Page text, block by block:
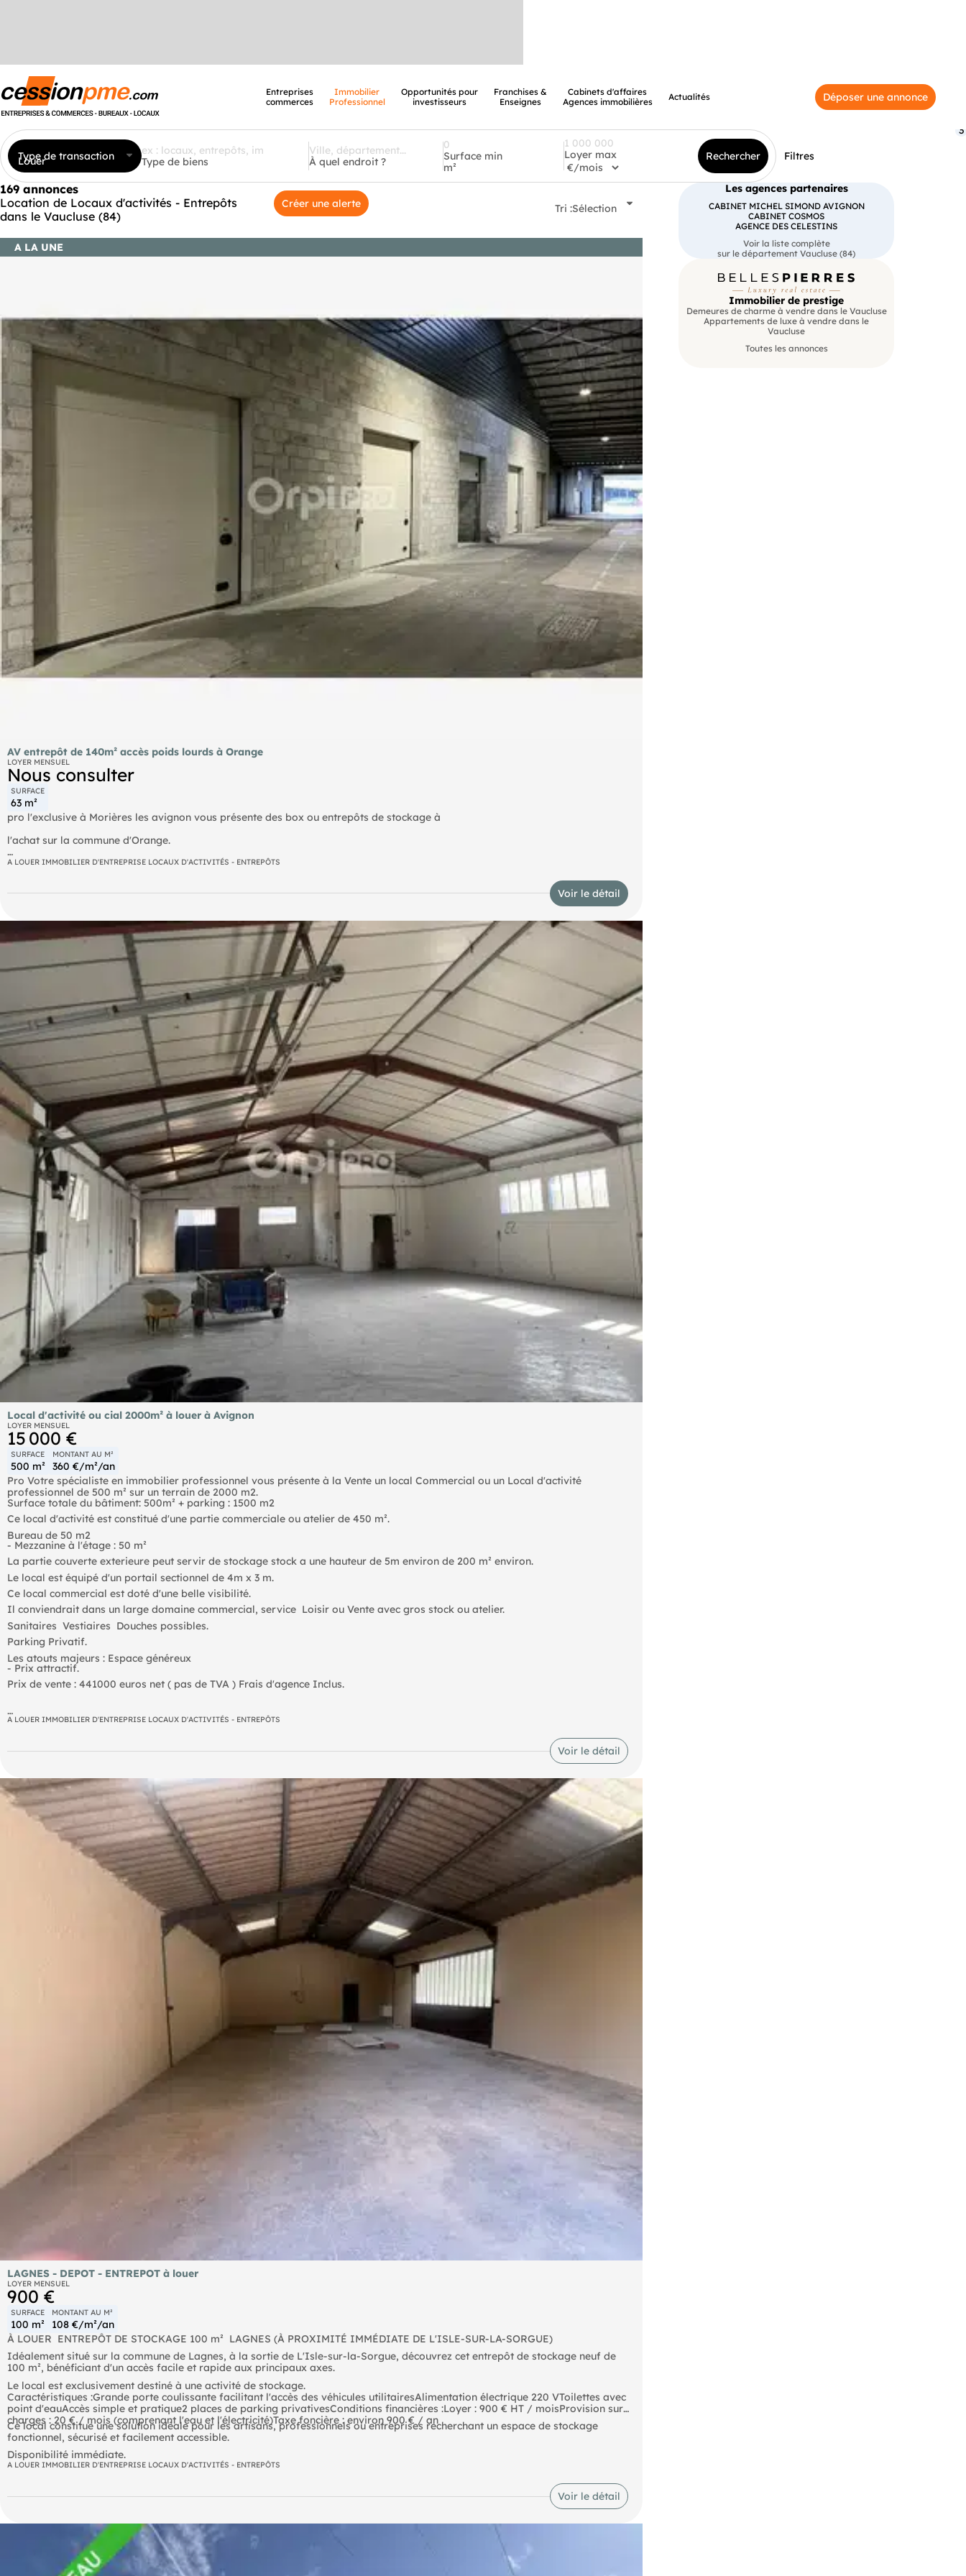
Entreprises
commerces
Immobilier
Professionnel
Opportunités pour
investisseurs
Franchises &
Enseignes
Cabinets d'affaires
Agences immobilières
Actualités Déposer une annonce
Type de transaction
Louer Type de biens À quel endroit ?
Surface min
m²
Loyer max Rechercher Filtres
3
169 annonces
Location de Locaux d'activités - Entrepôts
dans le Vaucluse (84)
Créer une alerte Tri :Sélection
A LA UNE
AV entrepôt de 140m² accès poids lourds à Orange
LOYER MENSUEL
Nous consulter
SURFACE
63 m²
pro l'exclusive à Morières les avignon vous présente des box ou entrepôts de stockage à
l'achat sur la commune d'Orange.
Près de 20 lots disponibles
140 m2 : 1120 € H.T/ mois + 2016 € H.T de frais d'agence.
63 m2 : 504 € H.T / mois + 907 € H.T de frais d'agence;
Accès poids lourds, ces entrepôts de stockage sont idéalement situés, très proches de la N7.
D'autres lots sont à la vente, pour plus de détail merci de me contacter.
- Prix de vente : 75600 € HT
A LOUER IMMOBILIER D'ENTREPRISE LOCAUX D'ACTIVITÉS - ENTREPÔTS
Voir le détail
Local d'activité ou cial 2000m² à louer à Avignon
LOYER MENSUEL
15 000 €
SURFACE
500 m²
MONTANT AU M²
360 €/m²/an
Pro Votre spécialiste en immobilier professionnel vous présente à la Vente un local Commercial ou un Local d'activité
professionnel de 500 m² sur un terrain de 2000 m2.
Surface totale du bâtiment: 500m² + parking : 1500 m2
Ce local d'activité est constitué d'une partie commerciale ou atelier de 450 m².
Bureau de 50 m2
- Mezzanine à l'étage : 50 m²
La partie couverte exterieure peut servir de stockage stock a une hauteur de 5m environ de 200 m² environ.
Le local est équipé d'un portail sectionnel de 4m x 3 m.
Ce local commercial est doté d'une belle visibilité.
Il conviendrait dans un large domaine commercial, service  Loisir ou Vente avec gros stock ou atelier.
Sanitaires  Vestiaires  Douches possibles. 
Parking Privatif.
Les atouts majeurs : Espace généreux
- Prix attractif.
Prix de vente : 441000 euros net ( pas de TVA ) Frais d'agence Inclus.
- Honoraires : 3% HT à la charge de l'acquéreur (soit 12 600,00 € HT)
A LOUER IMMOBILIER D'ENTREPRISE LOCAUX D'ACTIVITÉS - ENTREPÔTS
Voir le détail
LAGNES - DEPOT - ENTREPOT à louer
LOYER MENSUEL
900 €
SURFACE
100 m²
MONTANT AU M²
108 €/m²/an
À LOUER  ENTREPÔT DE STOCKAGE 100 m²  LAGNES (À PROXIMITÉ IMMÉDIATE DE L'ISLE-SUR-LA-SORGUE)
Idéalement situé sur la commune de Lagnes, à la sortie de L'Isle-sur-la-Sorgue, découvrez cet entrepôt de stockage neuf de
100 m², bénéficiant d'un accès facile et rapide aux principaux axes.
Le local est exclusivement destiné à une activité de stockage.
Caractéristiques :Grande porte coulissante facilitant l'accès des véhicules utilitairesAlimentation électrique 220 VToilettes avec
point d'eauAccès simple et pratique2 places de parking privativesConditions financières :Loyer : 900 € HT / moisProvision sur
charges : 20 € / mois (comprenant l'eau et l'électricité)Taxe foncière : environ 900 € / an
Ce local constitue une solution idéale pour les artisans, professionnels ou entreprises recherchant un espace de stockage
fonctionnel, sécurisé et facilement accessible.
Disponibilité immédiate.
A LOUER IMMOBILIER D'ENTREPRISE LOCAUX D'ACTIVITÉS - ENTREPÔTS
Voir le détail
Les agences partenaires
CABINET MICHEL SIMOND AVIGNON
CABINET COSMOS
AGENCE DES CELESTINS
Voir la liste complète
sur le département Vaucluse (84)
Immobilier de prestige
Demeures de charme à vendre dans le Vaucluse
Appartements de luxe à vendre dans le
Vaucluse
Toutes les annonces